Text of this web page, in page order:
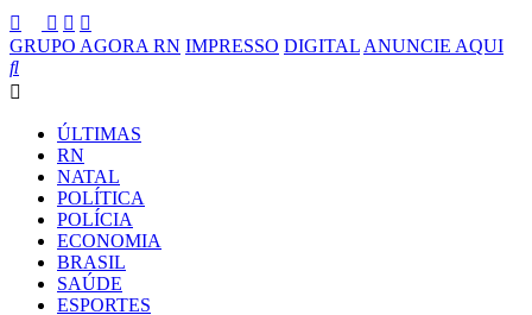
GRUPO AGORA RN IMPRESSO DIGITAL ANUNCIE AQUI
ÚLTIMAS
RN
NATAL
POLÍTICA
POLÍCIA
ECONOMIA
BRASIL
SAÚDE
ESPORTES